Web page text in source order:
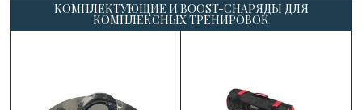
КОМПЛЕКТУЮЩИЕ И BOOST-СНАРЯДЫ ДЛЯ
КОМПЛЕКСНЫХ ТРЕНИРОВОК